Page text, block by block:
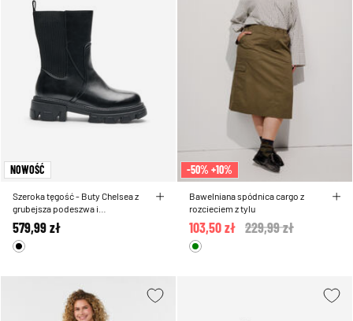
NOWOŚĆ
Szeroka tęgość - Buty Chelsea z
grubejsza podeszwa i
prazkowanymi panelami
579,99 zł
-50% +10%
Bawelniana spódnica cargo z
rozcieciem z tylu
Price reduced from
229,99 zł
103,50 zł